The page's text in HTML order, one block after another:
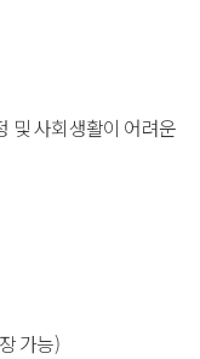
및 사회생활이 어려운
가능)